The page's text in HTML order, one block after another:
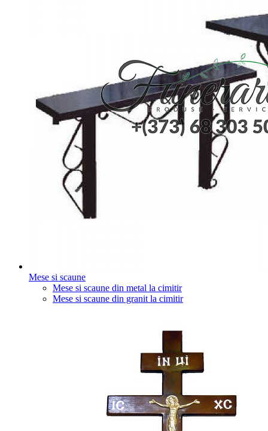
Mese si scaune
Mese si scaune din metal la cimitir
Mese si scaune din granit la cimitir